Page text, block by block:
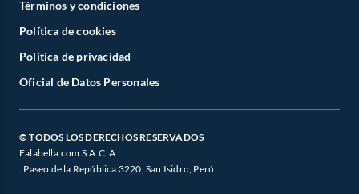
Términos y condiciones
Política de cookies
Política de privacidad
Oficial de Datos Personales
© TODOS LOS DERECHOS RESERVADOS
Falabella.com S.A.C. A
. Paseo de la República 3220, San Isidro, Perú